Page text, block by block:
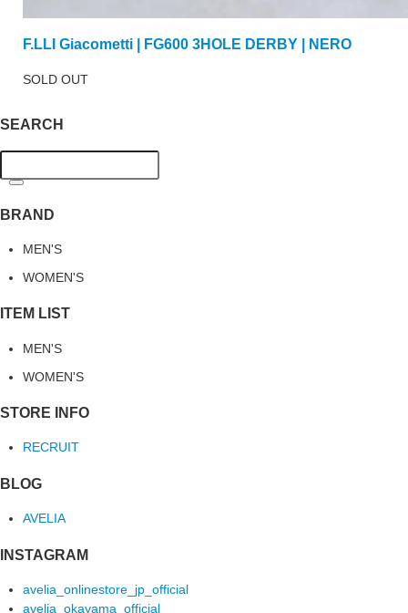
F.LLI Giacometti | FG600 3HOLE DERBY | NERO
SOLD OUT
SEARCH
BRAND
MEN'S
WOMEN'S
ITEM LIST
MEN'S
WOMEN'S
STORE INFO
RECRUIT
BLOG
AVELIA
INSTAGRAM
avelia_onlinestore_jp_official
avelia_okayama_official